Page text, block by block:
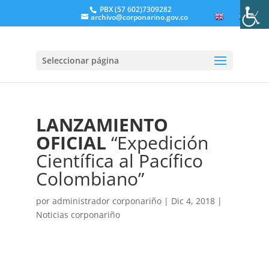
PBX (57 602)7309282
archivo@corponarino.gov.co
Seleccionar página
LANZAMIENTO
OFICIAL “Expedición
Científica al Pacífico
Colombiano”
por administrador corponariño| Dic 4, 2018|
Noticias corponariño
ES